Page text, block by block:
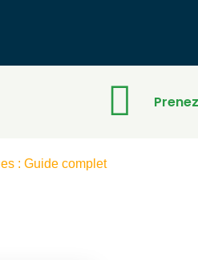
: Guide complet